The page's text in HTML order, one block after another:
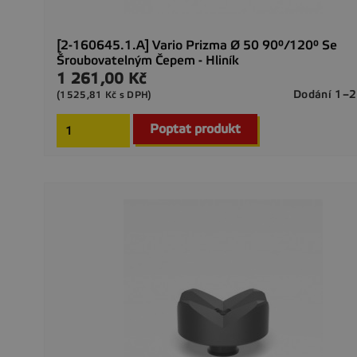
[2-160645.1.A] Vario Prizma Ø 50 90°/120° Se
Šroubovatelným Čepem - Hliník
Cena
1 261,00 Kč
Dodání
(1525,81 Kč s DPH)
Poptat produkt